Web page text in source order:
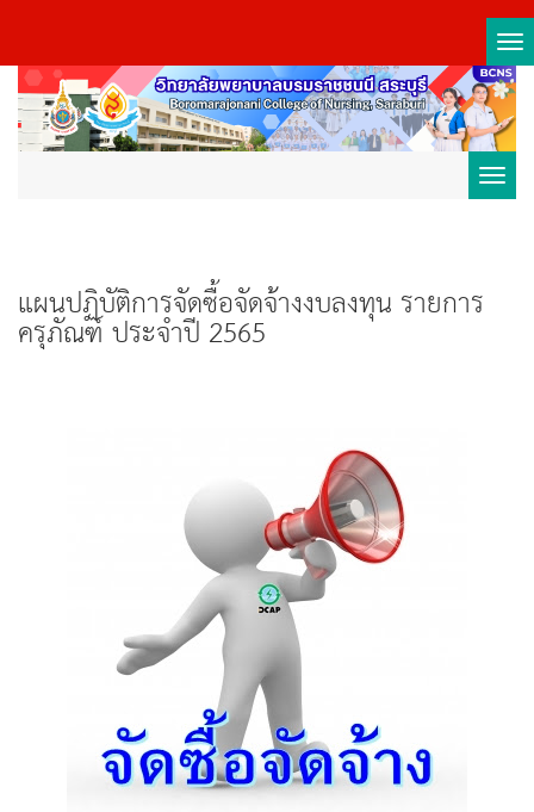
แผนปฏิบัติการจัดซื้อจัดจ้างงบลงทุน รายการ
ครุภัณฑ์ ประจำปี 2565